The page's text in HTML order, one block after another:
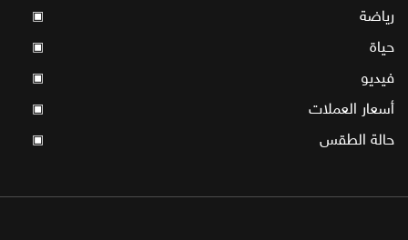
رياضة ▣
حياة ▣
فيديو ▣
أسعار العملات ▣
حالة الطقس ▣